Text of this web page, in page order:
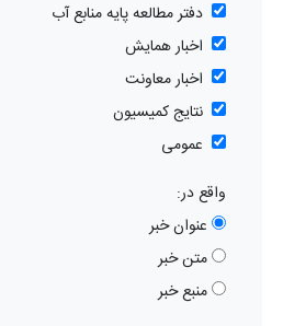
دفتر مطالعه پایه منابع آب
اخبار همایش
اخبار معاونت
نتایج کمیسیون
عمومی
واقع در:
عنوان خبر
متن خبر
منبع خبر